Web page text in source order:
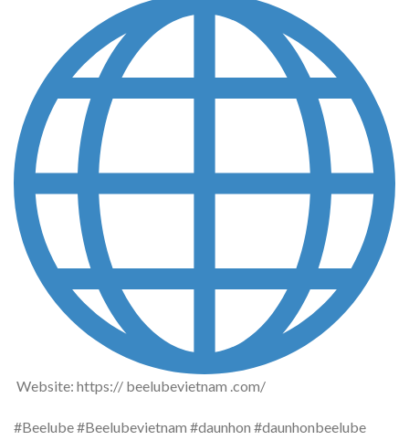
Website: https:// beelubevietnam .com/
#Beelube #Beelubevietnam #daunhon #daunhonbeelube